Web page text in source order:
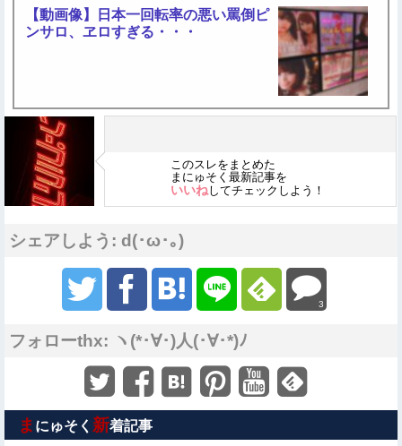
【動画像】日本一回転率の悪い罵倒ピ
ンサロ、ヱロすぎる・・・
このスレをまとめた
まにゅそく最新記事を
いいねしてチェックしよう！
シェアしよう: d(･ω･｡)
3
フォローthx: ヽ(*･∀･)人(･∀･*)ﾉ
ま にゅそく 新着記事